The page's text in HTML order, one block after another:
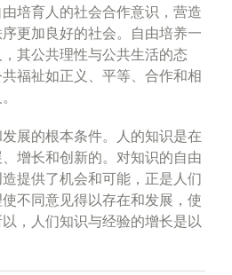
培育人的社会合作意识，营造
更加良好的社会。自由培养一
其公共理性与公共生活的态
福祉如正义、平等、合作和相
展的根本条件。人的知识是在
增长和创新的。对知识的自由
提供了机会和可能，正是人们
不同意见得以存在和发展，使
，人们知识与经验的增长是以